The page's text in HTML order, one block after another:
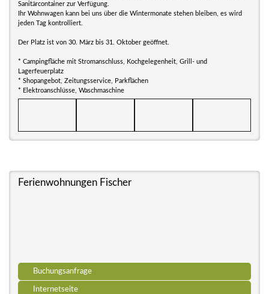
Sanitärcontainer zur Verfügung.
Ihr Wohnwagen kann bei uns über die Wintermonate stehen bleiben, es wird
jeden Tag kontrolliert.
Der Platz ist von 30. März bis 31. Oktober geöffnet.
* Campingfläche mit Stromanschluss, Kochgelegenheit, Grill- und
Lagerfeuerplatz
* Shopangebot, Zeitungsservice, Parkflächen
* Elektroanschlüsse, Waschmaschine
Ferienwohnungen Fischer
Buchungsanfrage
Internetseite